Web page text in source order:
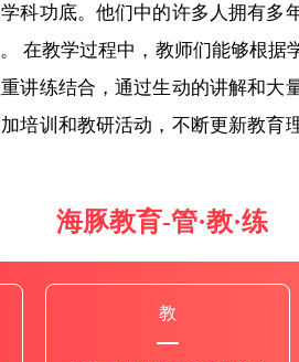
科功底。他们中的许多人拥有多
在教学过程中，教师们能够根据
讲练结合，通过生动的讲解和大
培训和教研活动，不断更新教育
海豚教育-管·教·练
教